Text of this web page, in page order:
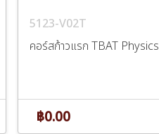
5123-V02T
คอร์สก้าวแรก TBAT Physics
฿0.00